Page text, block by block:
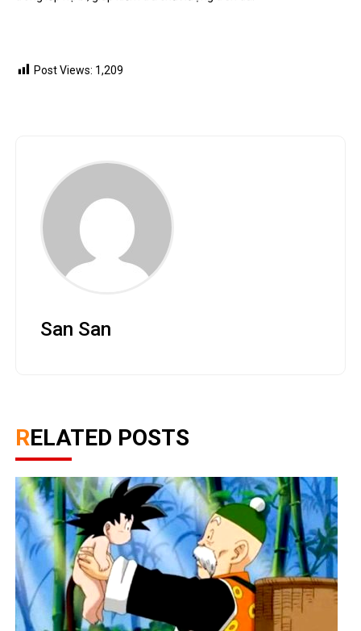
Post Views: 1,209
San San
RELATED POSTS